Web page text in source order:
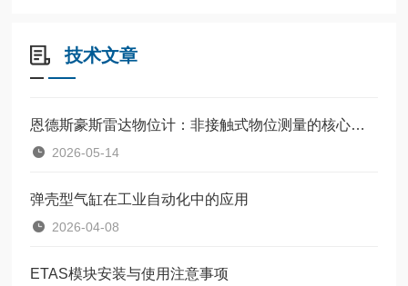
技术文章
恩德斯豪斯雷达物位计：非接触式物位测量的核心设备
2026-05-14
弹壳型气缸在工业自动化中的应用
2026-04-08
ETAS模块安装与使用注意事项